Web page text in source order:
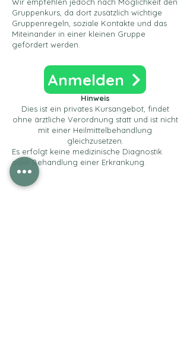
Gruppenkurs, da dort zusätzlich wichtige
Gruppenregeln, soziale Kontakte und das
Miteinander in einer kleinen Gruppe
gefördert werden.
Hinweis
Dies ist ein privates Kursangebot, findet
ohne ärztliche Verordnung statt und ist nicht
mit einer Heilmittelbehandlung
gleichzusetzen.
Es erfolgt keine medizinische Diagnostik
oder Behandlung einer Erkrankung.
Anmelden